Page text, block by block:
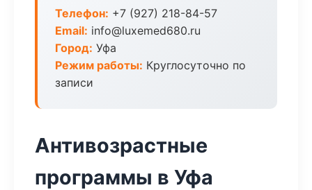
Телефон: +7 (927) 218-84-57
Email: info@luxemed680.ru
Город: Уфа
Режим работы: Круглосуточно по
записи
Антивозрастные
программы в Уфа